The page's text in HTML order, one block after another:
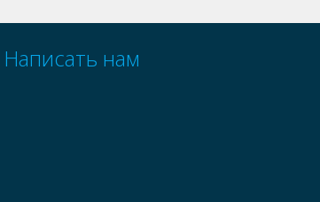
Написать нам